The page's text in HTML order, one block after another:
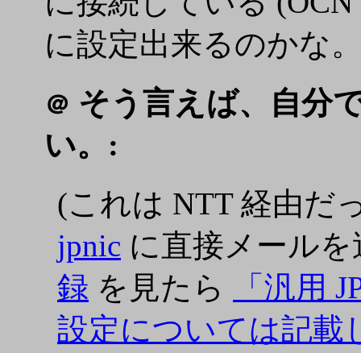
に設定出来るのかな
＠ そう言えば、自分
い。:
(これは NTT 経由だ
jpnic に直接メール
録 を見たら
「汎用
設定については記載